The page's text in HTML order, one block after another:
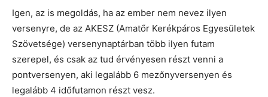
Igen, az is megoldás, ha az ember nem nevez ilyen
versenyre, de az AKESZ (Amatőr Kerékpáros Egyesületek
Szövetsége) versenynaptárban több ilyen futam
szerepel, és csak az tud érvényesen részt venni a
pontversenyen, aki legalább 6 mezőnyversenyen és
legalább 4 időfutamon részt vesz.